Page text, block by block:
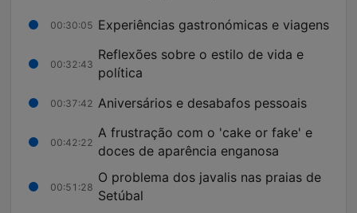
00:30:05 Experiências gastronómicas e viagens
00:32:43
Reflexões sobre o estilo de vida e
política
00:37:42 Aniversários e desabafos pessoais
00:42:22
A frustração com o 'cake or fake' e
doces de aparência enganosa
00:51:28
O problema dos javalis nas praias de
Setúbal